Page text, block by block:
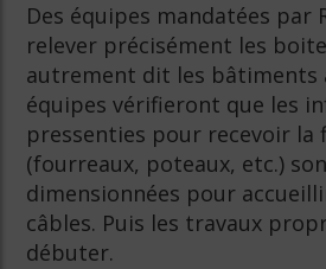
Des équipes mandatées par
relever précisément les
autrement dit les bâtiments
équipes vérifieront que les
pressenties pour recevoir la
(fourreaux, poteaux, etc.)
dimensionnées pour
câbles. Puis les travaux
débuter.